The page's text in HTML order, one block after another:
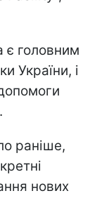
є головним
України, і
раніше,
нових